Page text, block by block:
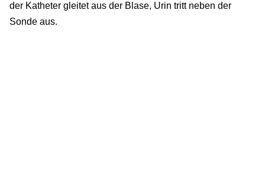
der Katheter gleitet aus der Blase, Urin tritt neben der
Sonde aus.